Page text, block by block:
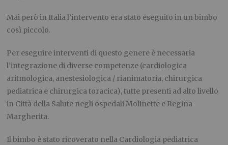
Mai però in Italia l’intervento era stato eseguito in un bimbo
così piccolo.
Per eseguire interventi di questo genere è necessaria
l’integrazione di diverse competenze (cardiologica
aritmologica, anestesiologica / rianimatoria, chirurgica
pediatrica e chirurgica toracica), tutte presenti ad alto livello
in Città della Salute negli ospedali Molinette e Regina
Margherita.
Ilbimbo è stato ricoverato nella Cardiologia pediatrica